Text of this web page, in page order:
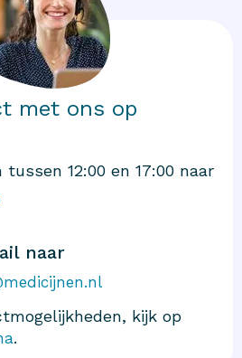
met ons op
tussen 12:00 en 17:00 naar
naar
kijk op
.